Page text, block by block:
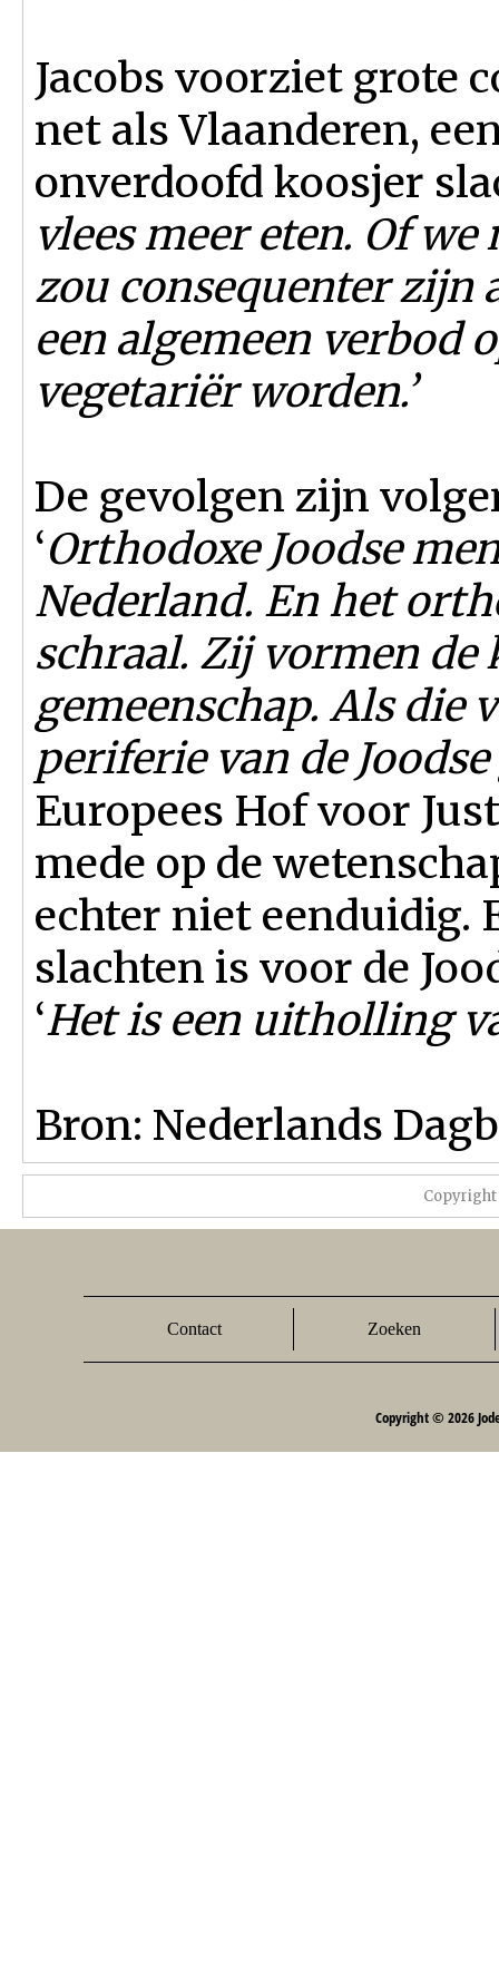
Jacobs voorziet grote
net als Vlaanderen,
onverdoofd koosjer
vlees meer eten. Of
zou consequenter zijn
een algemeen verbod
vegetariër worden.’
De gevolgen zijn
‘Orthodoxe Joodse
Nederland. En het
schraal. Zij vormen de
gemeenschap. Als
periferie van de
Europees Hof voor
mede op de
echter niet eenduidig.
slachten is voor de
‘Het is een uitholling
Bron: Nederlands
Contact Zoeken
Copyright © 2026